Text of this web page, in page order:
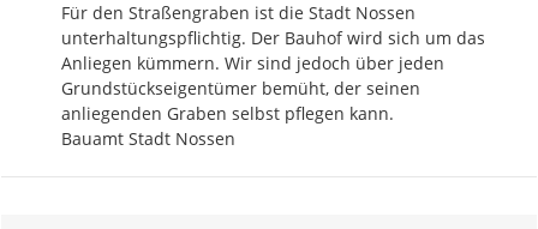
Für den Straßengraben ist die Stadt Nossen
unterhaltungspflichtig. Der Bauhof wird sich um das
Anliegen kümmern. Wir sind jedoch über jeden
Grundstückseigentümer bemüht, der seinen
anliegenden Graben selbst pflegen kann.
Bauamt Stadt Nossen